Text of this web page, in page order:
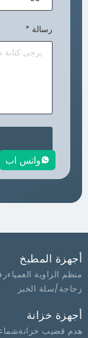
*
المطبخ
العمياء رف
سلة الخبز
خزانة
خزانة شماعات
واتس اب